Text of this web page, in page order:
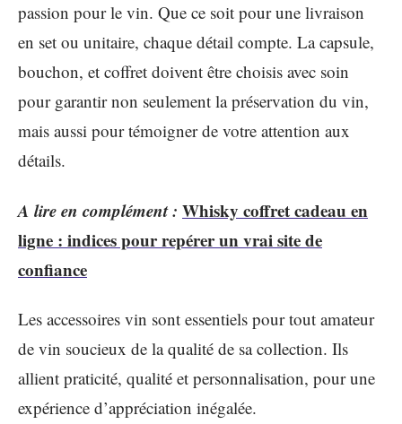
passion pour le vin. Que ce soit pour une livraison
en set ou unitaire, chaque détail compte. La capsule,
bouchon, et coffret doivent être choisis avec soin
pour garantir non seulement la préservation du vin,
mais aussi pour témoigner de votre attention aux
détails.
A lire en complément : Whisky coffret cadeau en
ligne : indices pour repérer un vrai site de
confiance
Les accessoires vin sont essentiels pour tout amateur
de vin soucieux de la qualité de sa collection. Ils
allient praticité, qualité et personnalisation, pour une
expérience d’appréciation inégalée.